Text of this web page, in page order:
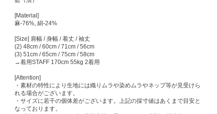
[Material]
麻-76%, 絹-24%
[Size] 肩幅 / 身幅 / 着丈 / 袖丈
(2) 48cm / 60cm / 71cm / 56cm
(3) 51cm / 65cm / 75cm / 58cm
→着用STAFF 170cm 55kg 2着用
[Attention]
・素材の特性により生地には織りムラや染めムラやネップ等が見受けら
れる場合がございます。
・サイズに若干の個体差がございます。上記の採寸値はあくまで目安と
なっております。